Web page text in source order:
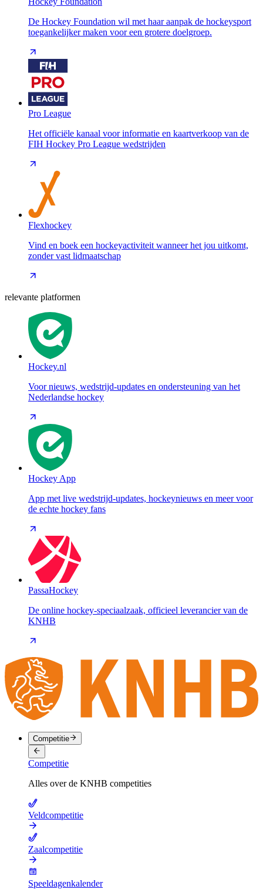
De Hockey Foundation wil met haar aanpak de hockeysport
toegankelijker maken voor een grotere doelgroep.
Pro League
Het officiële kanaal voor informatie en kaartverkoop van de
FIH Hockey Pro League wedstrijden
Flexhockey
Vind en boek een hockeyactiviteit wanneer het jou uitkomt,
zonder vast lidmaatschap
relevante platformen
Hockey.nl
Voor nieuws, wedstrijd-updates en ondersteuning van het
Nederlandse hockey
Hockey App
App met live wedstrijd-updates, hockeynieuws en meer voor
de echte hockey fans
PassaHockey
De online hockey-speciaalzaak, officieel leverancier van de
KNHB
Competitie
Competitie
Alles over de KNHB competities
Veldcompetitie
Zaalcompetitie
Speeldagenkalender